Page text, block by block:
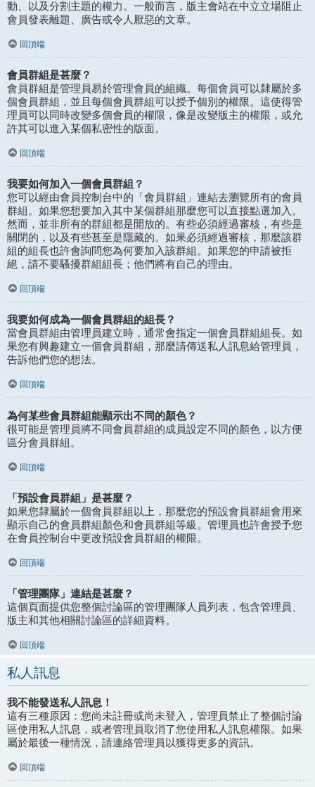
動、以及分割主題的權力。一般而言，版主會站在中立立場阻止
會員發表離題、廣告或令人厭惡的文章。
回頂端
會員群組是甚麼？
會員群組是管理員易於管理會員的組織。每個會員可以隸屬於多
個會員群組，並且每個會員群組可以授予個別的權限。這使得管
理員可以同時改變多個會員的權限，像是改變版主的權限，或允
許其可以進入某個私密性的版面。
回頂端
我要如何加入一個會員群組？
您可以經由會員控制台中的「會員群組」連結去瀏覽所有的會員
群組。如果您想要加入其中某個群組那麼您可以直接點選加入。
然而，並非所有的群組都是開放的。有些必須經過審核，有些是
關閉的，以及有些甚至是隱藏的。如果必須經過審核，那麼該群
組的組長也許會詢問您為何要加入該群組。如果您的申請被拒
絕，請不要騷擾群組組長；他們將有自己的理由。
回頂端
我要如何成為一個會員群組的組長？
當會員群組由管理員建立時，通常會指定一個會員群組組長。如
果您有興趣建立一個會員群組，那麼請傳送私人訊息給管理員，
告訴他們您的想法。
回頂端
為何某些會員群組能顯示出不同的顏色？
很可能是管理員將不同會員群組的成員設定不同的顏色，以方便
區分會員群組。
回頂端
「預設會員群組」是甚麼？
如果您隸屬於一個會員群組以上，那麼您的預設會員群組會用來
顯示自己的會員群組顏色和會員群組等級。管理員也許會授予您
在會員控制台中更改預設會員群組的權限。
回頂端
「管理團隊」連結是甚麼？
這個頁面提供您整個討論區的管理團隊人員列表，包含管理員、
版主和其他相關討論區的詳細資料。
回頂端
私人訊息
我不能發送私人訊息！
這有三種原因：您尚未註冊或尚未登入，管理員禁止了整個討論
區使用私人訊息，或者管理員取消了您使用私人訊息權限。如果
屬於最後一種情況，請連絡管理員以獲得更多的資訊。
回頂端